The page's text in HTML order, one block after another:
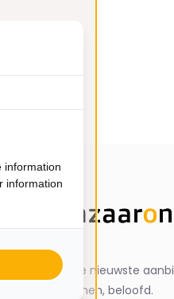
Ontvang de nieuwste
niet spammen, beloofd.
information
information